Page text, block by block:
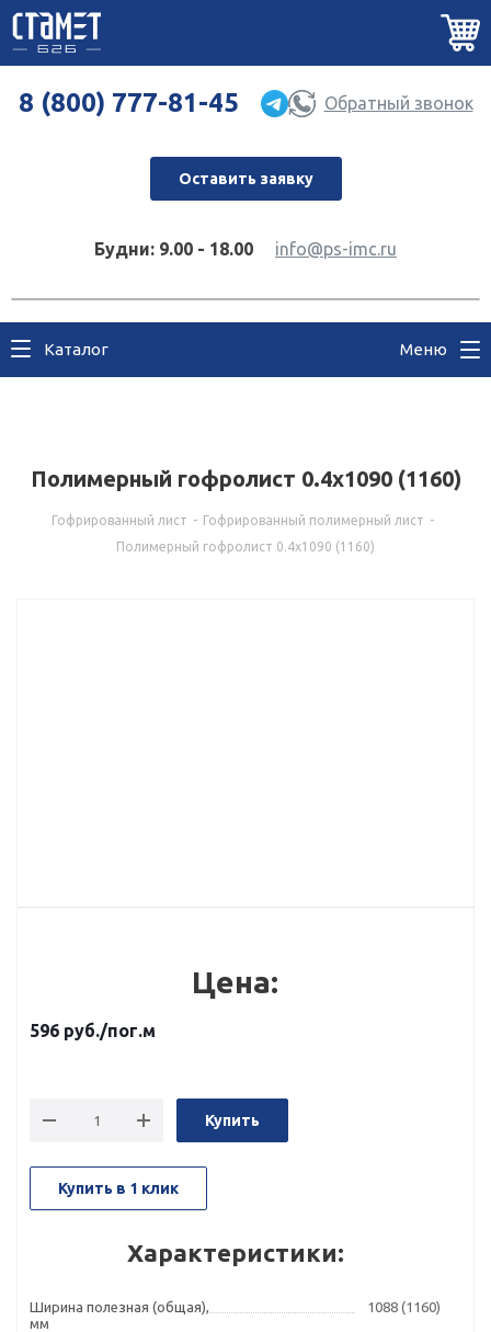
8 (800) 777-81-45 Обратный звонок
Оставить заявку
Будни: 9.00 - 18.00 info@ps-imc.ru
Каталог Меню
Полимерный гофролист 0.4x1090 (1160)
Гофрированный лист - Гофрированный полимерный лист -
Полимерный гофролист 0.4x1090 (1160)
Цена:
596 руб./пог.м
Купить
Купить в 1 клик
Характеристики:
Ширина полезная (общая),
мм
1088 (1160)